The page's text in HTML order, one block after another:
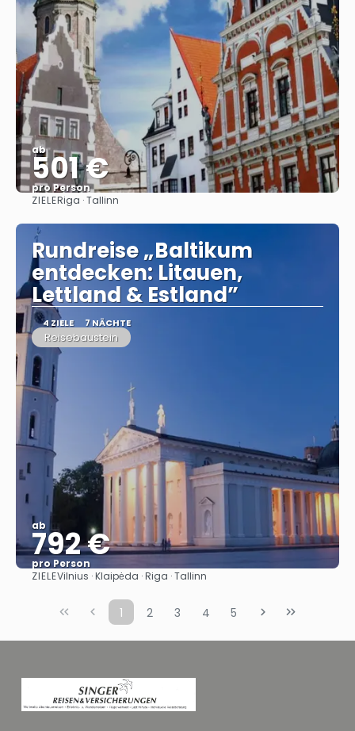
ab
501 €
pro Person
ZIELERiga · Tallinn
Rundreise „Baltikum
entdecken: Litauen,
Lettland & Estland”
4 ZIELE 7 NÄCHTE
Reisebaustein
ab
792 €
pro Person
Sehen
ZIELEVilnius · Klaipėda · Riga · Tallinn
1 2 3 4 5